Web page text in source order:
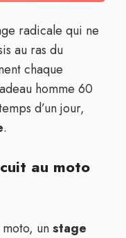
radicale qui ne
au ras du
chaque
homme 60
d’un jour,
.
au moto
unstage